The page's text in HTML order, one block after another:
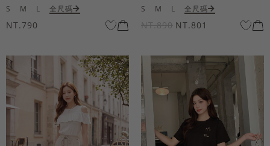
S M L 全尺碼
NT.790
S M L 全尺碼
NT.890 NT.801